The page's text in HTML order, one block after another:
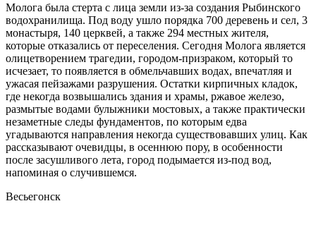
Молога была стерта с лица земли из-за создания Рыбинского
водохранилища. Под воду ушло порядка 700 деревень и сел, 3
монастыря, 140 церквей, а также 294 местных жителя,
которые отказались от переселения. Сегодня Молога является
олицетворением трагедии, городом-призраком, который то
исчезает, то появляется в обмельчавших водах, впечатляя и
ужасая пейзажами разрушения. Остатки кирпичных кладок,
где некогда возвышались здания и храмы, ржавое железо,
размытые водами булыжники мостовых, а также практически
незаметные следы фундаментов, по которым едва
угадываются направления некогда существовавших улиц. Как
рассказывают очевидцы, в осеннюю пору, в особенности
после засушливого лета, город подымается из-под вод,
напоминая о случившемся.
Весьегонск